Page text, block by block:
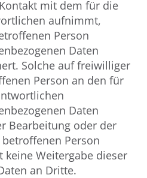
mit dem für die
aufnimmt,
Person
Daten
Solche auf freiwilliger
Person an den für
Daten
Bearbeitung oder der
Person
keine Weitergabe dieser
an Dritte.